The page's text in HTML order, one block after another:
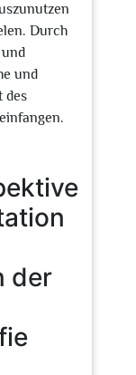
Durch
und
des
der